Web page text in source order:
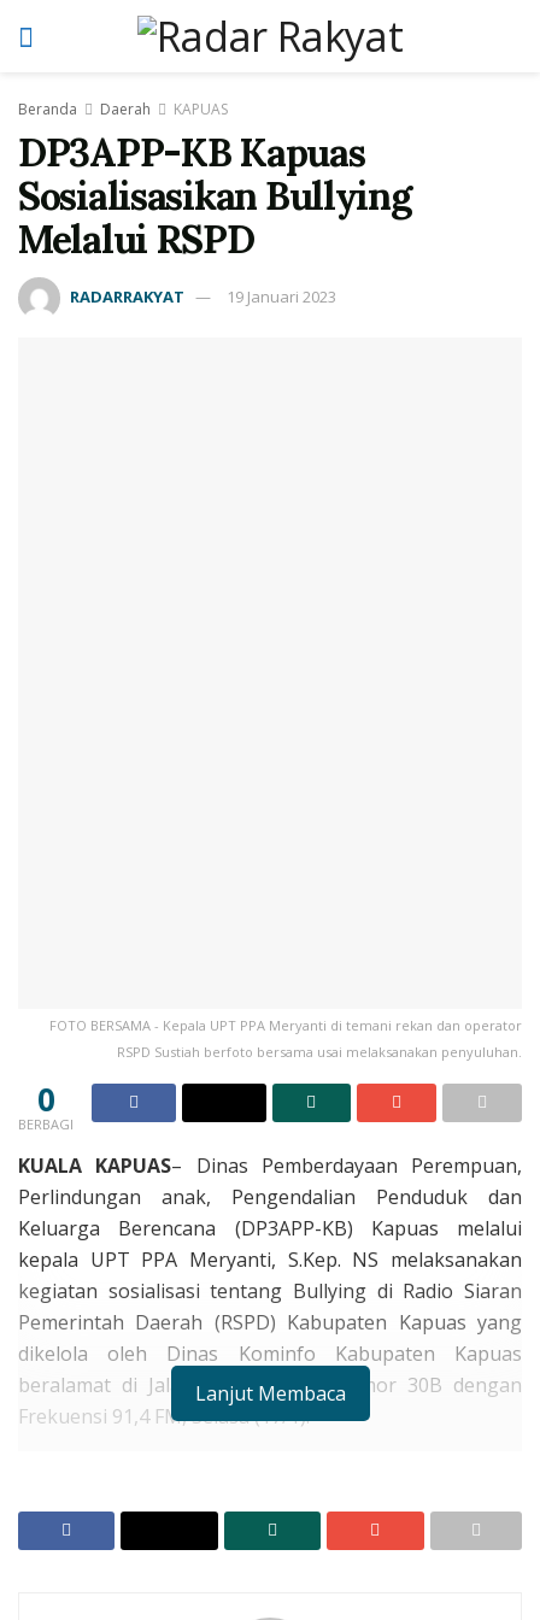
Beranda Daerah KAPUAS
DP3APP-KB Kapuas
Sosialisasikan Bullying
Melalui RSPD
RADARRAKYAT 19 Januari 2023
FOTO BERSAMA - Kepala UPT PPA Meryanti di temani rekan dan operator
RSPD Sustiah berfoto bersama usai melaksanakan penyuluhan.
0
BERBAGI
KUALA KAPUAS– Dinas Pemberdayaan Perempuan,
Perlindungan anak, Pengendalian Penduduk dan
Keluarga Berencana (DP3APP-KB) Kapuas melalui
kepala UPT PPA Meryanti, S.Kep. NS melaksanakan
kegiatan sosialisasi tentang Bullying di Radio Siaran
Pemerintah Daerah (RSPD) Kabupaten Kapuas yang
dikelola oleh Dinas Kominfo Kabupaten Kapuas
beralamat di Jalan DI Panjaitan Nomor 30B dengan
Frekuensi 91,4 FM, Selasa (17/1).
atau kekerasan yang dilakukan dengan sengaja oleh
Lanjut Membaca